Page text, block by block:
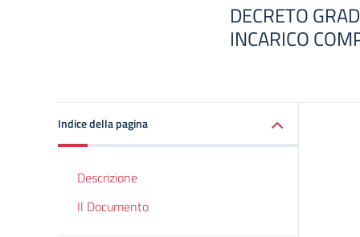
DECRETO
INCARICO
Indice della pagina
Descrizione
Il Documento